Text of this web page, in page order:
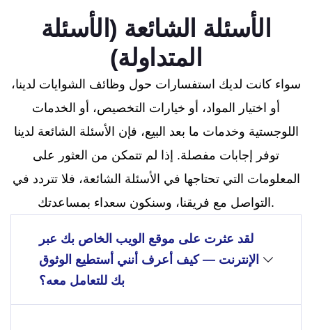
الأسئلة الشائعة (الأسئلة
المتداولة)
سواء كانت لديك استفسارات حول وظائف الشوايات لدينا،
أو اختيار المواد، أو خيارات التخصيص، أو الخدمات
اللوجستية وخدمات ما بعد البيع، فإن الأسئلة الشائعة لدينا
توفر إجابات مفصلة. إذا لم تتمكن من العثور على
المعلومات التي تحتاجها في الأسئلة الشائعة، فلا تتردد في
التواصل مع فريقنا، وسنكون سعداء بمساعدتك.
لقد عثرت على موقع الويب الخاص بك عبر
الإنترنت — كيف أعرف أنني أستطيع الوثوق
بك للتعامل معه؟